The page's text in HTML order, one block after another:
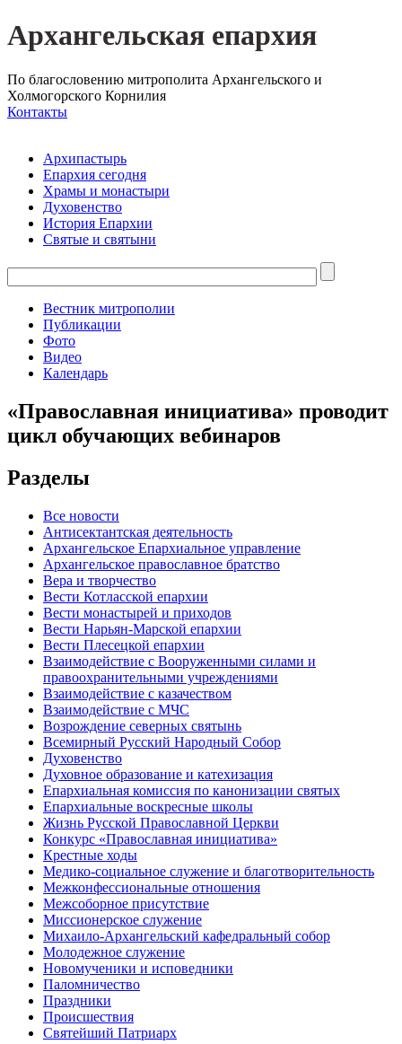
Архангельская епархия
По благословению митрополита Архангельского и
Холмогорского Корнилия
Контакты
Архипастырь
Епархия сегодня
Храмы и монастыри
Духовенство
История Епархии
Святые и святыни
Вестник митрополии
Публикации
Фото
Видео
Календарь
«Православная инициатива» проводит
цикл обучающих вебинаров
Разделы
Все новости
Антисектантская деятельность
Архангельское Епархиальное управление
Архангельское православное братство
Вера и творчество
Вести Котласской епархии
Вести монастырей и приходов
Вести Нарьян-Марской епархии
Вести Плесецкой епархии
Взаимодействие с Вооруженными силами и
правоохранительными учреждениями
Взаимодействие с казачеством
Взаимодействие с МЧС
Возрождение северных святынь
Всемирный Русский Народный Собор
Духовенство
Духовное образование и катехизация
Епархиальная комиссия по канонизации святых
Епархиальные воскресные школы
Жизнь Русской Православной Церкви
Конкурс «Православная инициатива»
Крестные ходы
Медико-социальное служение и благотворительность
Межконфессиональные отношения
Межсоборное присутствие
Миссионерское служение
Михаило-Архангельский кафедральный собор
Молодежное служение
Новомученики и исповедники
Паломничество
Праздники
Происшествия
Святейший Патриарх